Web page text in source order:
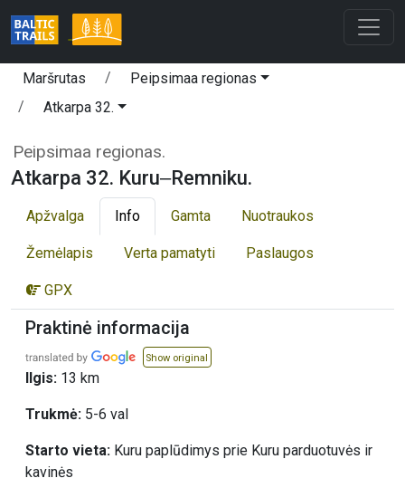
Maršrutas
Peipsimaa regionas
Atkarpa 32.
Peipsimaa regionas.
Atkarpa 32. Kuru‒Remniku.
Apžvalga Info Gamta Nuotraukos
Žemėlapis Verta pamatyti Paslaugos
GPX
Praktinė informacija
Show original
Ilgis: 13 km
Trukmė: 5-6 val
Starto vieta: Kuru paplūdimys prie Kuru parduotuvės ir
kavinės